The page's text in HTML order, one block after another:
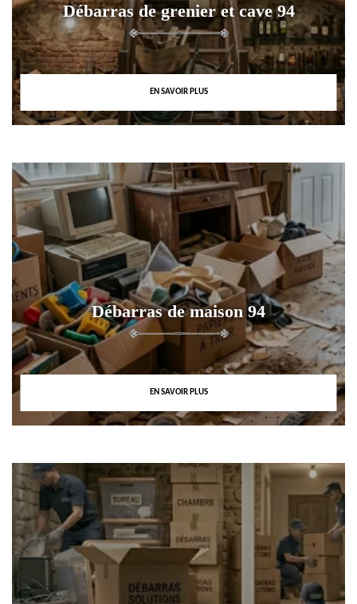
Débarras de grenier et cave 94
EN SAVOIR PLUS
Débarras de maison 94
EN SAVOIR PLUS